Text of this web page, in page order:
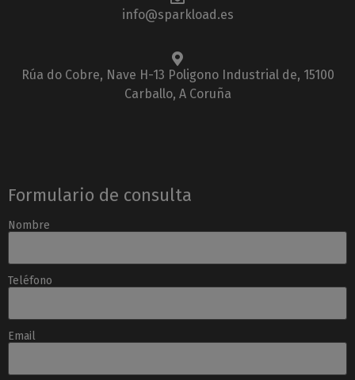
info@sparkload.es
Rúa do Cobre, Nave H-13 Poligono Industrial de, 15100
Carballo, A Coruña
Formulario de consulta
Nombre
Teléfono
Email